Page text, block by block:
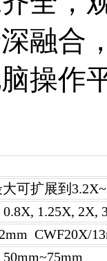
融合
操作
可扩展到
1.25X, 2X,
CWF20X/